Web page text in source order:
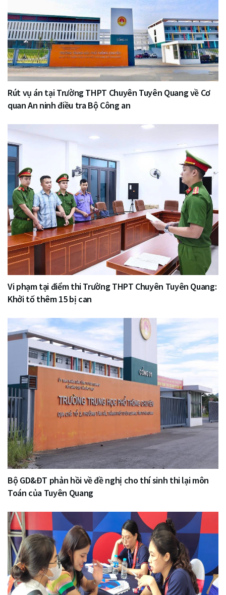
Rút vụ án tại Trường THPT Chuyên Tuyên Quang về Cơ
quan An ninh điều tra Bộ Công an
Vi phạm tại điểm thi Trường THPT Chuyên Tuyên Quang:
Khởi tố thêm 15 bị can
Bộ GD&ĐT phản hồi về đề nghị cho thí sinh thi lại môn
Toán của Tuyên Quang